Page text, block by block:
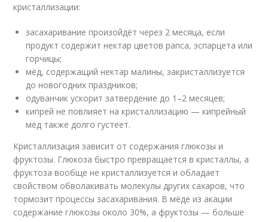
кристаллизации:
засахаривание произойдёт через 2 месяца, если
продукт содержит нектар цветов рапса, эспарцета или
горчицы;
мёд, содержащий нектар малины, закристаллизуется
до новогодних праздников;
одуванчик ускорит затвердение до 1–2 месяцев;
кипрей не повлияет на кристаллизацию — кипрейный
мёд также долго густеет.
Кристаллизация зависит от содержания глюкозы и
фруктозы. Глюкоза быстро превращается в кристаллы, а
фруктоза вообще не кристаллизуется и обладает
свойством обволакивать молекулы других сахаров, что
тормозит процессы засахаривания. В мёде из акации
содержание глюкозы около 30%, а фруктозы — больше